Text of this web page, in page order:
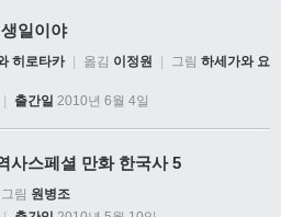
일이야
히로타카 | 옮김 이정원 | 그림 하세가와 요
출간일 2010년 6월 4일
사스페셜 만화 한국사 5
그림 원병조